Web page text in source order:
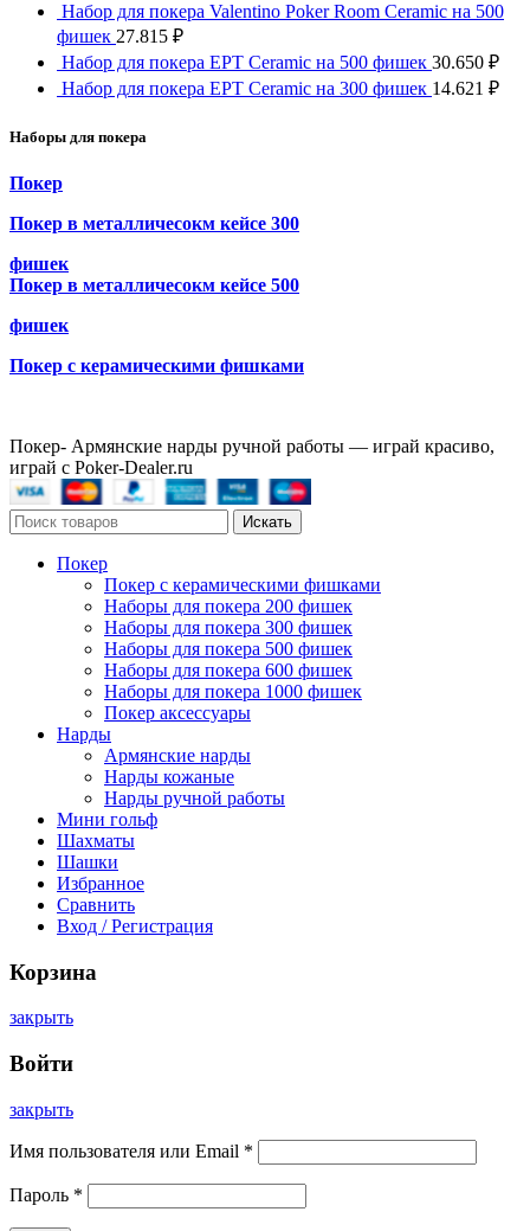
Набор для покера Valentino Poker Room Ceramic на 500
фишек 27.815 ₽
Набор для покера EPT Ceramic на 500 фишек 30.650 ₽
Набор для покера EPT Ceramic на 300 фишек 14.621 ₽
Наборы для покера
Покер
Покер в металличесокм кейсе 300
фишек
Покер в металличесокм кейсе 500
фишек
Покер с керамическими фишками
Покер- Армянские нарды ручной работы — играй красиво,
играй с Poker-Dealer.ru
Искать
Покер
Покер с керамическими фишками
Наборы для покера 200 фишек
Наборы для покера 300 фишек
Наборы для покера 500 фишек
Наборы для покера 600 фишек
Наборы для покера 1000 фишек
Покер аксессуары
Нарды
Армянские нарды
Нарды кожаные
Нарды ручной работы
Мини гольф
Шахматы
Шашки
Избранное
Сравнить
Вход / Регистрация
Корзина
закрыть
Войти
закрыть
Имя пользователя или Email *
Пароль *